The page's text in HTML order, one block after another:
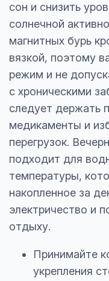
сон и снизить
солнечной
магнитных бурь
вязкой, поэтому
режим и не
с хроническими
следует держать
медикаменты и
перегрузок.
подходит для
температуры,
накопленное за
электричество и
отдыху.
Принимайте
укрепления